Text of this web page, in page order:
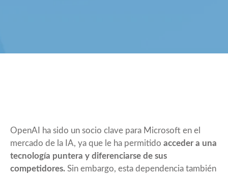
OpenAI ha sido un socio clave para Microsoft en el
mercado de la IA, ya que le ha permitido acceder a una
tecnología puntera y diferenciarse de sus
competidores. Sin embargo, esta dependencia también